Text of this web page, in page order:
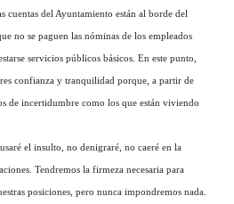
cuentas del Ayuntamiento están al borde del
no se paguen las nóminas de los empleados
servicios públicos básicos. En este punto,
confianza y tranquilidad porque, a partir de
de incertidumbre como los que están viviendo
el insulto, no denigraré, no caeré en la
Tendremos la firmeza necesaria para
posiciones, pero nunca impondremos nada.